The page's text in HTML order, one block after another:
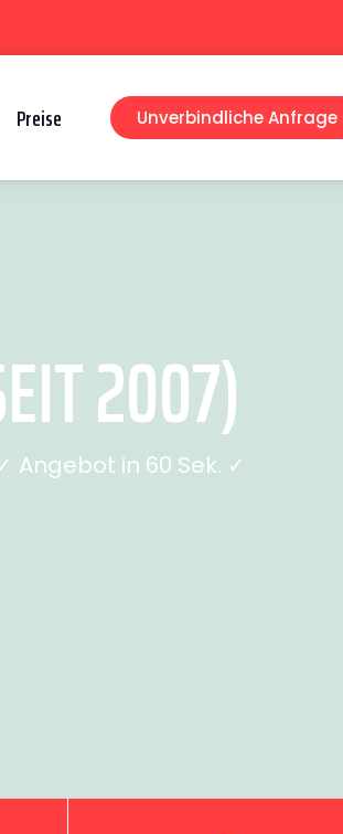
Preise Unverbindliche Anfrage
2007)
Angebot in 60 Sek. ✓